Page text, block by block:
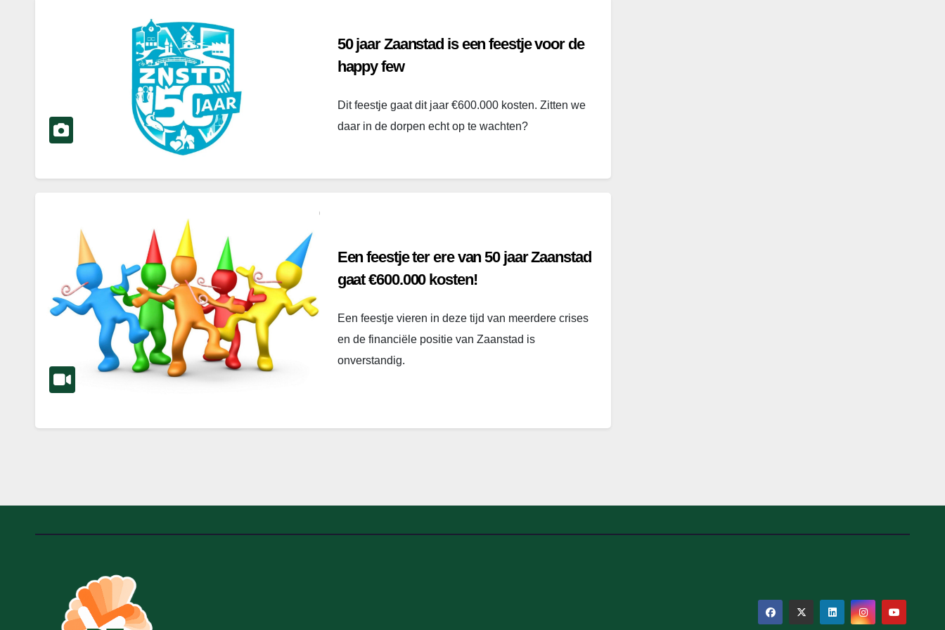
50 jaar Zaanstad is een feestje voor de
happy few
Dit feestje gaat dit jaar €600.000 kosten. Zitten we
daar in de dorpen echt op te wachten?
Een feestje ter ere van 50 jaar Zaanstad
gaat €600.000 kosten!
Een feestje vieren in deze tijd van meerdere crises
en de financiële positie van Zaanstad is
onverstandig.